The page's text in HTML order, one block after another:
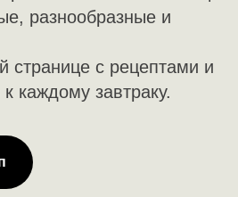
разнообразные и
странице с рецептами и
каждому завтраку.